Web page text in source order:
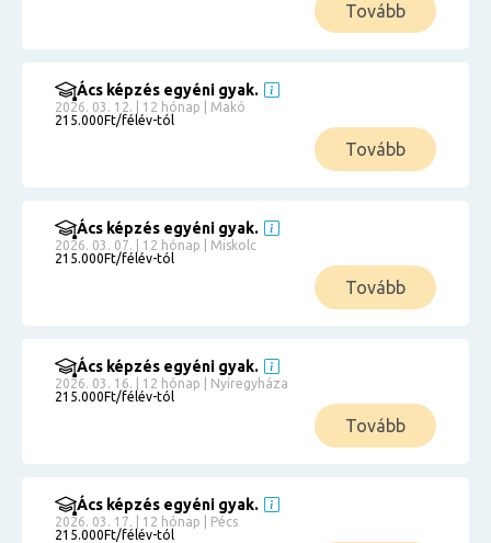
Tovább
Ács képzés egyéni gyak.
2026. 03. 12. | 12 hónap | Makó
215.000Ft/félév-tól
Tovább
Ács képzés egyéni gyak.
2026. 03. 07. | 12 hónap | Miskolc
215.000Ft/félév-tól
Tovább
Ács képzés egyéni gyak.
2026. 03. 16. | 12 hónap | Nyíregyháza
215.000Ft/félév-tól
Tovább
Ács képzés egyéni gyak.
2026. 03. 17. | 12 hónap | Pécs
215.000Ft/félév-tól